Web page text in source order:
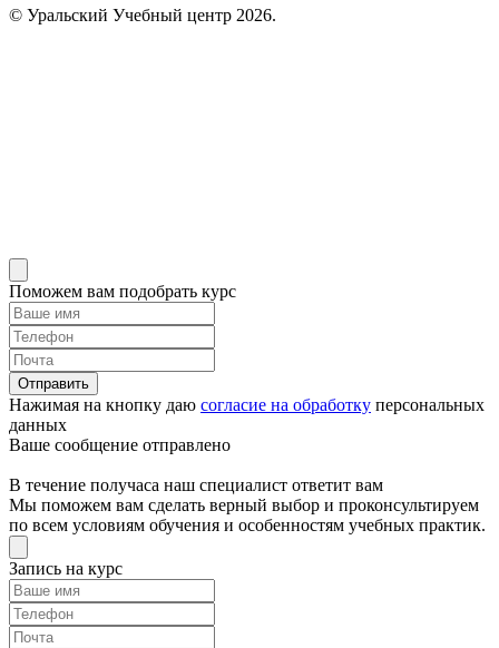
© Уральский Учебный центр 2026.
Поможем вам подобрать курс
Отправить
Нажимая на кнопку даю согласие на обработку персональных
данных
Ваше сообщение отправлено
В течение получаса наш специалист ответит вам
Мы поможем вам сделать верный выбор и проконсультируем
по всем условиям обучения и особенностям учебных практик.
Запись на курс